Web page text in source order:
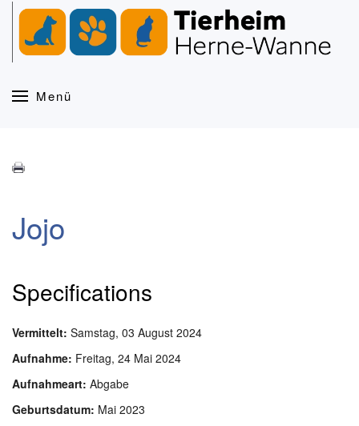
Zum Hauptinhalt springen
Menü
Jojo
Specifications
Vermittelt: Samstag, 03 August 2024
Aufnahme: Freitag, 24 Mai 2024
Aufnahmeart: Abgabe
Geburtsdatum: Mai 2023